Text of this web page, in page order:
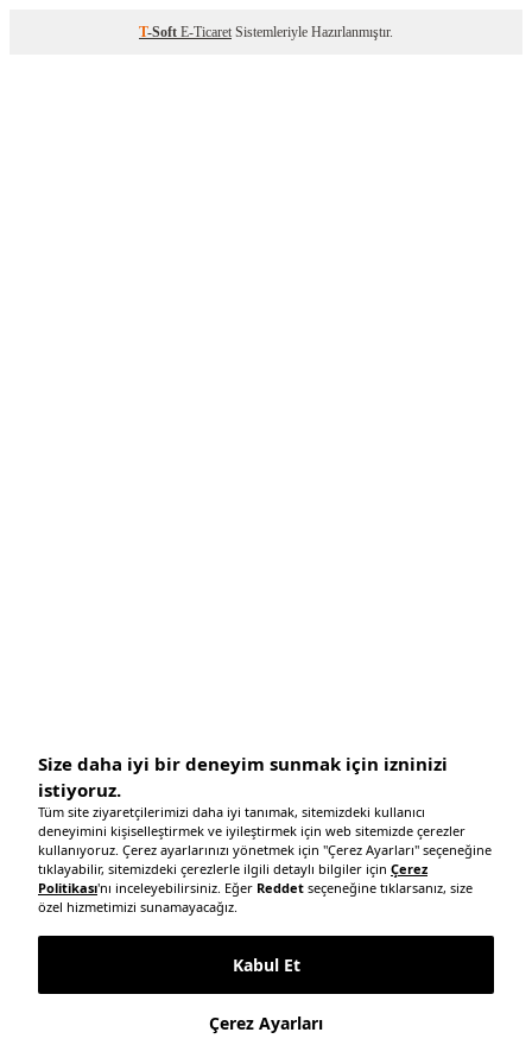
T-Soft E-Ticaret Sistemleriyle Hazırlanmıştır.